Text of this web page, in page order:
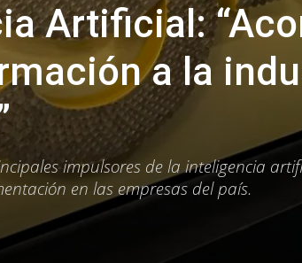
Artificial:
a la
impulsores de la inteligencia
en las empresas del país.